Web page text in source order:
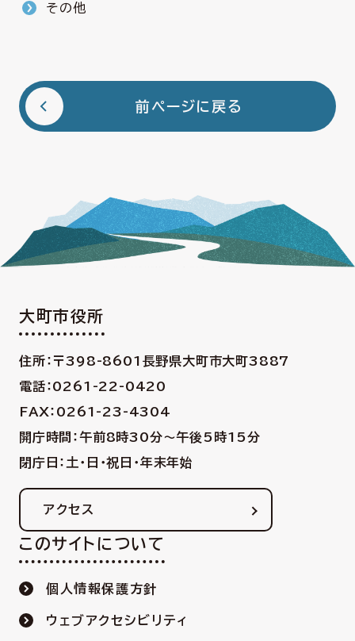
その他
前ページに戻る
大町市役所
住所：〒398-8601 長野県大町市大町3887
電話：0261-22-0420
FAX：0261-23-4304
開庁時間：午前8時30分〜午後5時15分
閉庁日：土・日・祝日・年末年始
アクセス
このサイトについて
個人情報保護方針
ウェブアクセシビリティ